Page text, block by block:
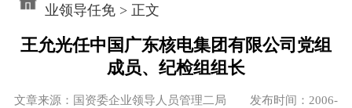
业领导任免> 正文
王允光任中国广东核电集团有限公司党组
成员、纪检组组长
文章来源：国资委企业领导人员管理二局 发布时间：2006-